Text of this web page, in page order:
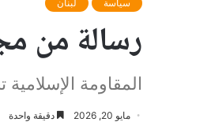
سياسة لبنان
رسالة من
المقاومة
مايو 20, 2026 دقيقة واحدة